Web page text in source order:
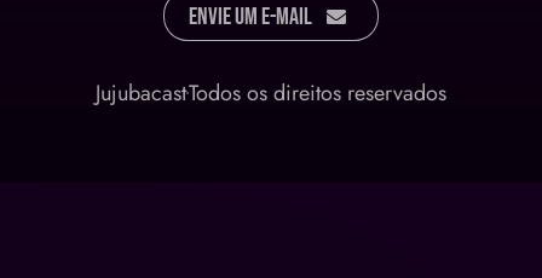
Envie um E-mail
JujubacastTodos os direitos reservados